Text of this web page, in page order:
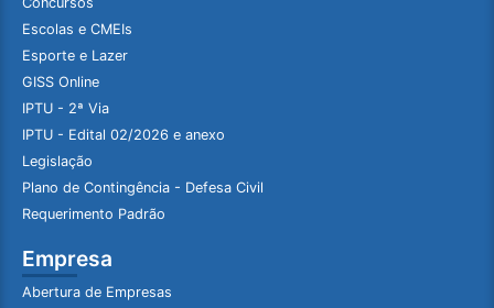
Escolas e CMEIs
Esporte e Lazer
GISS Online
IPTU - 2ª Via
IPTU - Edital 02/2026 e anexo
Legislação
Plano de Contingência - Defesa Civil
Requerimento Padrão
Empresa
Abertura de Empresas